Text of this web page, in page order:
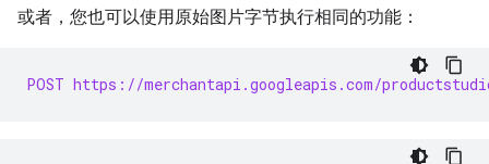
或者，您也可以使用原始图片字节执行相同的功能：
POST https://merchantapi.googleapis.com/